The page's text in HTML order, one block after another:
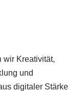
wir Kreativität,
und
digitaler Stärke